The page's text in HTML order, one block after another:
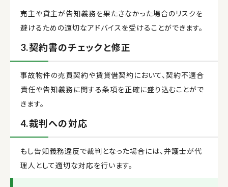
売主や貸主が告知義務を果たさなかった場合のリスクを
避けるための適切なアドバイスを受けることができます。
3.契約書のチェックと修正
事故物件の売買契約や賃貸借契約において、契約不適合
責任や告知義務に関する条項を正確に盛り込むことがで
きます。
4.裁判への対応
もし告知義務違反で裁判となった場合には、弁護士が代
理人として適切な対応を行います。